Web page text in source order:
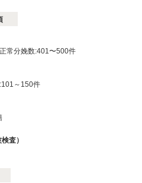
常分娩数:401〜500件
～150件
査）